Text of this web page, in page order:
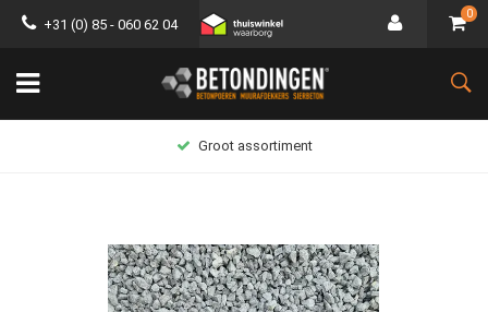
+31 (0) 85 - 060 62 04
0
Groot assortiment